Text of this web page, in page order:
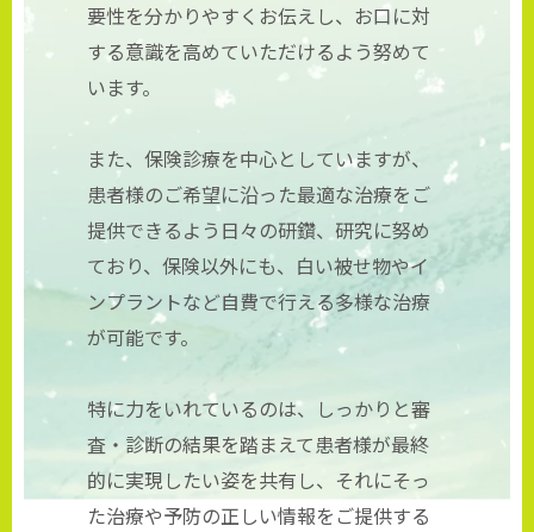
要性を分かりやすくお伝えし、お口に対
する意識を高めていただけるよう努めて
います。
また、保険診療を中心としていますが、
患者様のご希望に沿った最適な治療をご
提供できるよう日々の研鑽、研究に努め
ており、保険以外にも、白い被せ物やイ
ンプラントなど自費で行える多様な治療
が可能です。
特に力をいれているのは、しっかりと審
査・診断の結果を踏まえて患者様が最終
的に実現したい姿を共有し、それにそっ
た治療や予防の正しい情報をご提供する